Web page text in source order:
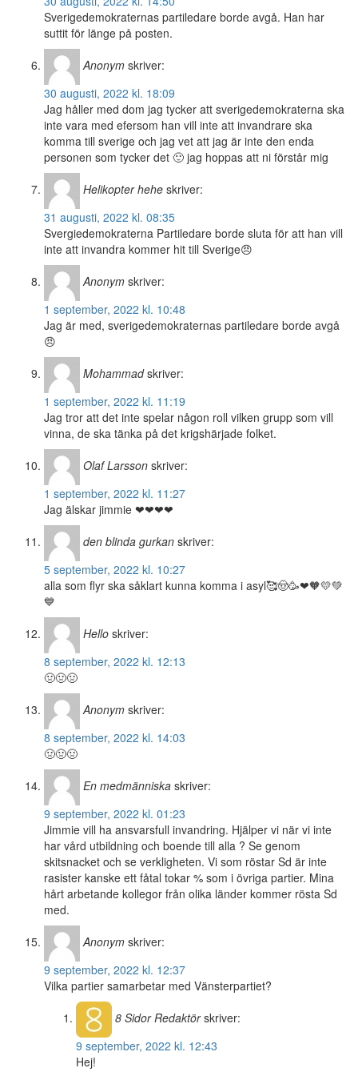
Sverigedemokraternas partiledare borde avgå. Han har
suttit för länge på posten.
Anonym skriver:
30 augusti, 2022 kl. 18:09
Jag håller med dom jag tycker att sverigedemokraterna ska
inte vara med efersom han vill inte att invandrare ska
komma till sverige och jag vet att jag är inte den enda
personen som tycker det 🙂 jag hoppas att ni förstår mig
Helikopter hehe skriver:
31 augusti, 2022 kl. 08:35
Svergiedemokraterna Partiledare borde sluta för att han vill
inte att invandra kommer hit till Sverige😠
Anonym skriver:
1 september, 2022 kl. 10:48
Jag är med, sverigedemokraternas partiledare borde avgå
😠
Mohammad skriver:
1 september, 2022 kl. 11:19
Jag tror att det inte spelar någon roll vilken grupp som vill
vinna, de ska tänka på det krigshärjade folket.
Olaf Larsson skriver:
1 september, 2022 kl. 11:27
Jag älskar jimmie ❤❤❤❤
den blinda gurkan skriver:
5 september, 2022 kl. 10:27
alla som flyr ska såklart kunna komma i asyl🥰🤠🥳❤🧡💛💚
💙
Hello skriver:
8 september, 2022 kl. 12:13
🤢🤢🤢
Anonym skriver:
8 september, 2022 kl. 14:03
🤢🤢🤢
En medmänniska skriver:
9 september, 2022 kl. 01:23
Jimmie vill ha ansvarsfull invandring. Hjälper vi när vi inte
har vård utbildning och boende till alla ? Se genom
skitsnacket och se verkligheten. Vi som röstar Sd är inte
rasister kanske ett fåtal tokar % som i övriga partier. Mina
hårt arbetande kollegor från olika länder kommer rösta Sd
med.
Anonym skriver:
9 september, 2022 kl. 12:37
Vilka partier samarbetar med Vänsterpartiet?
8 Sidor Redaktör skriver:
9 september, 2022 kl. 12:43
Hej!